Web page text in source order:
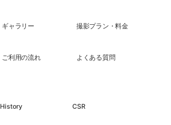
ギャラリー 撮影プラン・料金
ご利用の流れ よくある質問
History CSR